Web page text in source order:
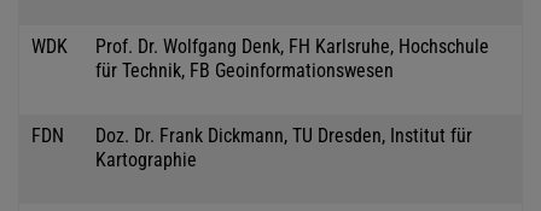
WDK
Prof. Dr. Wolfgang Denk, FH Karlsruhe, Hochschule
für Technik, FB Geoinformationswesen
FDN
Doz. Dr. Frank Dickmann, TU Dresden, Institut für
Kartographie